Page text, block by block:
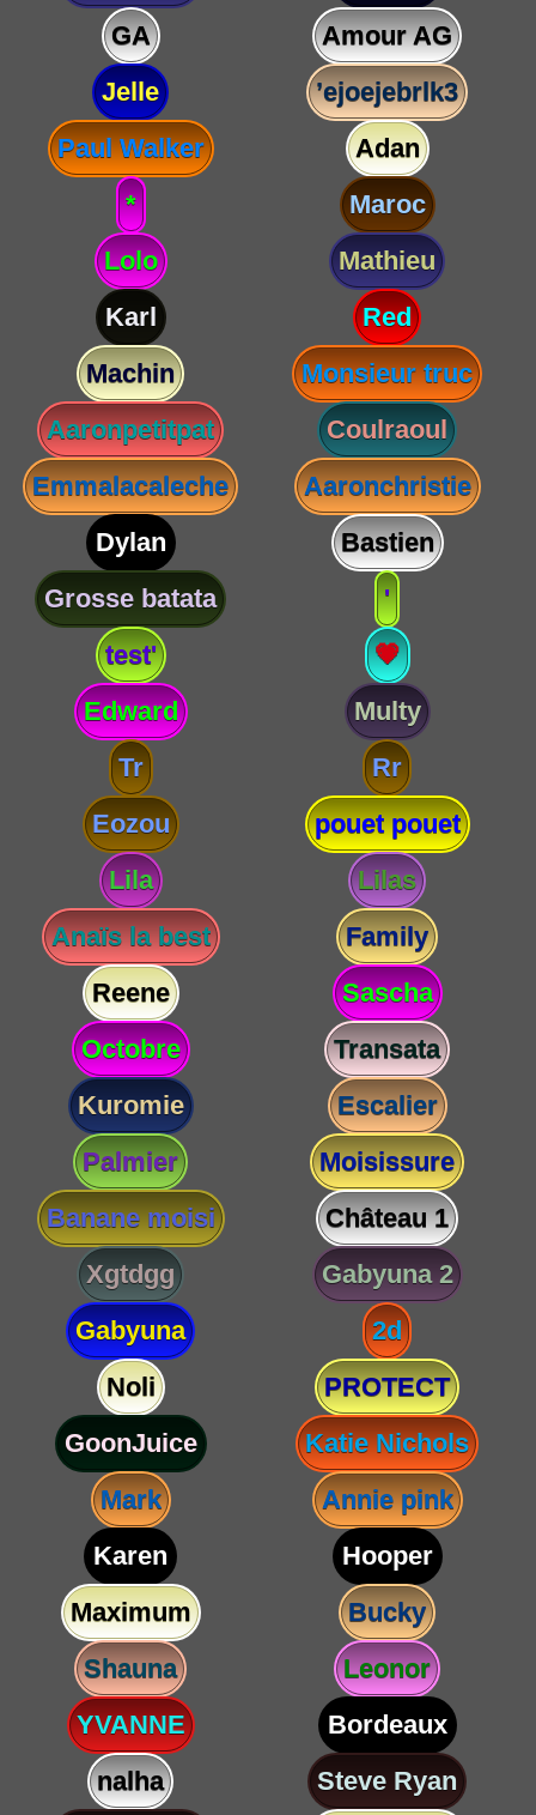
GA
Amour AG
Jelle
’ejoejebrlk3
Paul Walker
Adan
*
Maroc
Lolo
Mathieu
Karl
Red
Machin
Monsieur truc
Aaronpetitpat
Coulraoul
Emmalacaleche
Aaronchristie
Dylan
Bastien
Grosse batata
'
test'
💗
Edward
Multy
Tr
Rr
Eozou
pouet pouet
Lila
Lilas
Anaïs la best
Family
Reene
Sascha
Octobre
Transata
Kuromie
Escalier
Palmier
Moisissure
Banane moisi
Château 1
Xgtdgg
Gabyuna 2
Gabyuna
2d
Noli
PROTECT
GoonJuice
Katie Nichols
Mark
Annie pink
Karen
Hooper
Maximum
Bucky
Shauna
Leonor
YVANNE
Bordeaux
nalha
Steve Ryan